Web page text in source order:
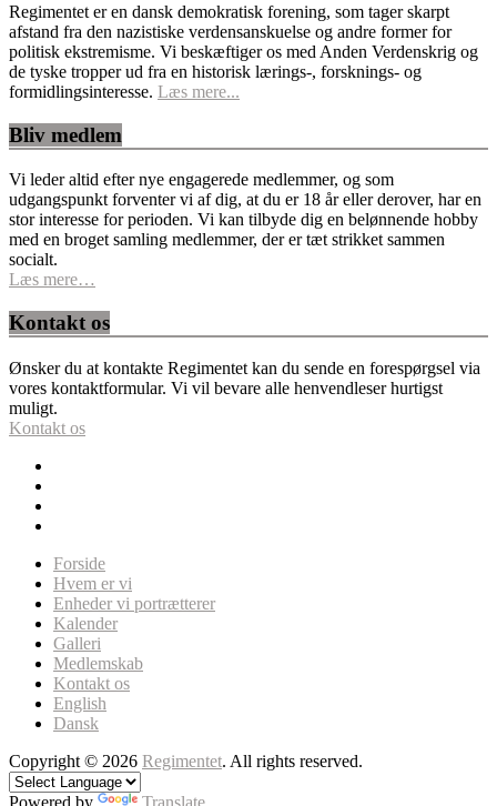
Regimentet er en dansk demokratisk forening, som tager skarpt
afstand fra den nazistiske verdensanskuelse og andre former for
politisk ekstremisme. Vi beskæftiger os med Anden Verdenskrig og
de tyske tropper ud fra en historisk lærings-, forsknings- og
formidlingsinteresse. Læs mere...
Bliv medlem
Vi leder altid efter nye engagerede medlemmer, og som
udgangspunkt forventer vi af dig, at du er 18 år eller derover, har en
stor interesse for perioden. Vi kan tilbyde dig en belønnende hobby
med en broget samling medlemmer, der er tæt strikket sammen
socialt.
Læs mere…
Kontakt os
Ønsker du at kontakte Regimentet kan du sende en forespørgsel via
vores kontaktformular. Vi vil bevare alle henvendleser hurtigst
muligt.
Kontakt os
Forside
Hvem er vi
Enheder vi portrætterer
Kalender
Galleri
Medlemskab
Kontakt os
English
Dansk
Copyright © 2026 Regimentet. All rights reserved.
Powered by Translate